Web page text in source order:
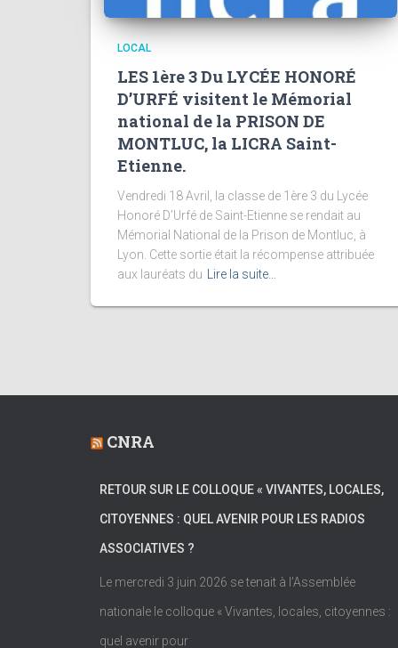
LOCAL
LES 1ère 3 Du LYCÉE HONORÉ
D’URFÉ visitent le Mémorial
national de la PRISON DE
MONTLUC, la LICRA Saint-
Etienne.
Vendredi 18 Avril, la classe de 1ère 3 du Lycée
Honoré D’Urfé de Saint-Etienne se rendait au
Mémorial National de la Prison de Montluc, à
Lyon. Cette sortie était la récompense attribuée
aux lauréats du
Lire la suite…
CNRA
RETOUR SUR LE COLLOQUE « VIVANTES, LOCALES,
CITOYENNES : QUEL AVENIR POUR LES RADIOS
ASSOCIATIVES ?
Le mercredi 3 juin 2026 se tenait à l’Assemblée
nationale le colloque « Vivantes, locales, citoyennes :
quel avenir pour